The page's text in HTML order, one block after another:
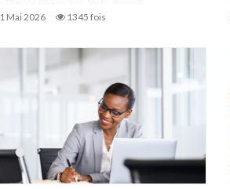
Mai 2026 1345 fois